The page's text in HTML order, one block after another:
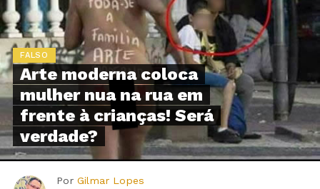
FALSO
Arte moderna coloca
mulher nua na rua em
frente à crianças! Será
verdade?
Por Gilmar Lopes